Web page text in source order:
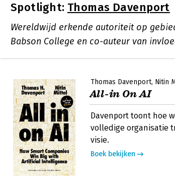
Spotlight: Thomas Davenport
Wereldwijd erkende autoriteit op
Babson College en co-auteur van
Thomas Davenport Nitin
All-in On AI
Davenport toont hoe
volledige organisatie
visie.
Boek bekijken